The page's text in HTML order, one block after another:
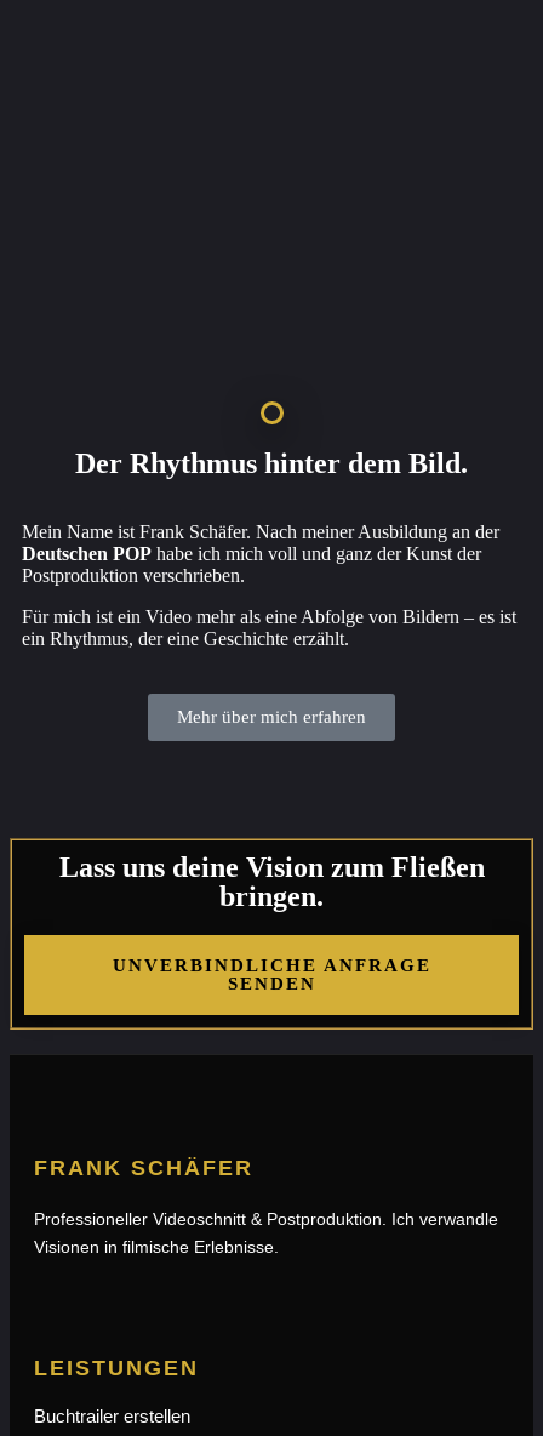
Der Rhythmus hinter dem Bild.
Mein Name ist Frank Schäfer. Nach meiner Ausbildung an der
Deutschen POP habe ich mich voll und ganz der Kunst der
Postproduktion verschrieben.
Für mich ist ein Video mehr als eine Abfolge von Bildern – es ist
ein Rhythmus, der eine Geschichte erzählt.
Mehr über mich erfahren
Lass uns deine Vision zum Fließen
bringen.
UNVERBINDLICHE ANFRAGE
SENDEN
FRANK SCHÄFER
Professioneller Videoschnitt & Postproduktion. Ich verwandle
Visionen in filmische Erlebnisse.
LEISTUNGEN
Buchtrailer erstellen